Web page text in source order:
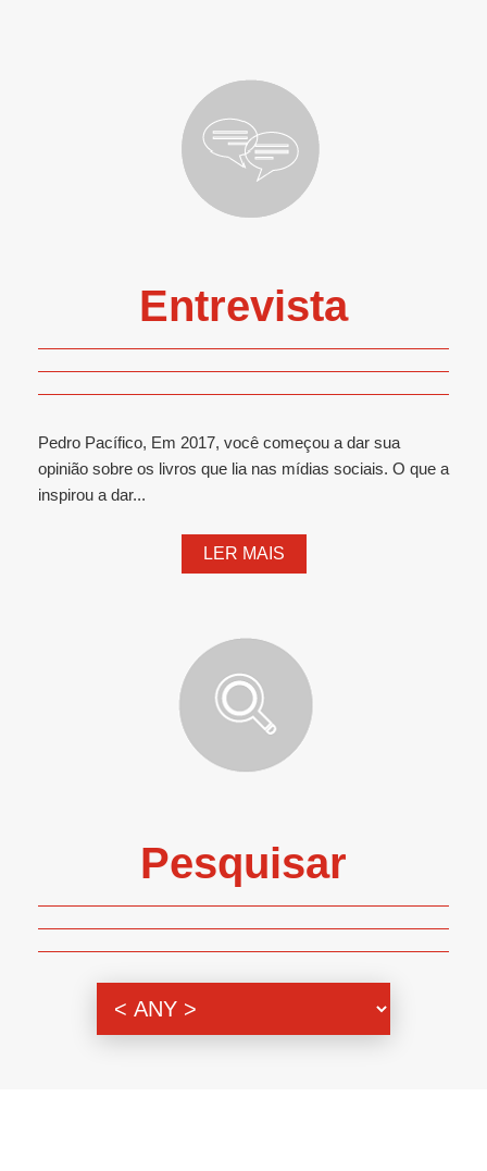
Entrevista
Pedro Pacífico, Em 2017, você começou a dar sua
opinião sobre os livros que lia nas mídias sociais. O que a
inspirou a dar...
LER MAIS
Pesquisar